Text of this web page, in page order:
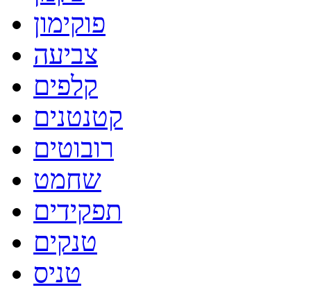
פוקימון
צביעה
קלפים
קטנטנים
רובוטים
שחמט
תפקידים
טנקים
טניס